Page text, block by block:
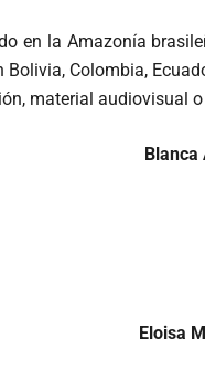
en la Amazonía
Colombia,
material audiovisual
Eloisa